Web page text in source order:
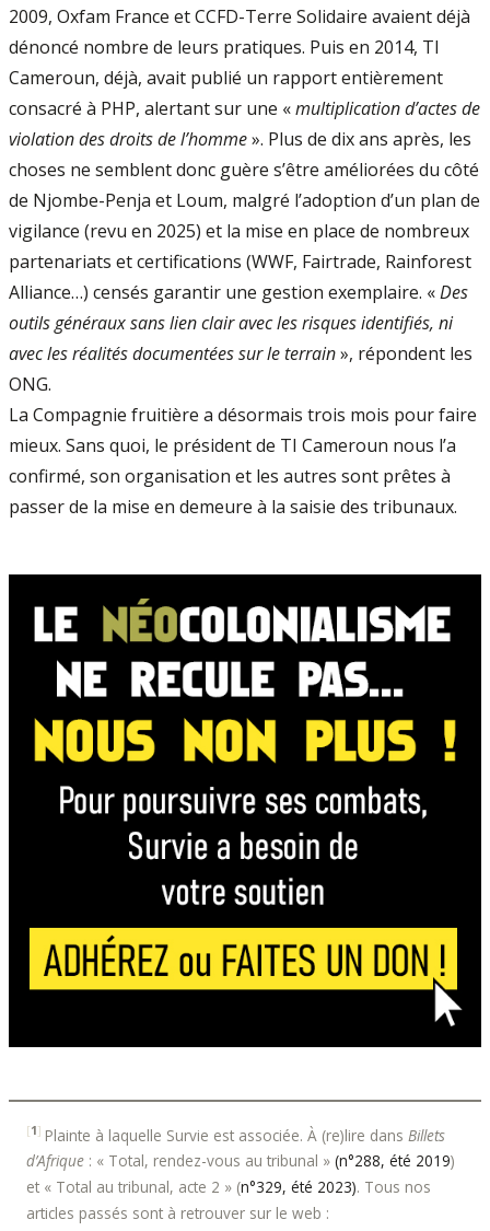
2009, Oxfam France et CCFD-Terre Solidaire avaient déjà
dénoncé nombre de leurs pratiques. Puis en 2014, TI
Cameroun, déjà, avait publié un rapport entièrement
consacré à PHP, alertant sur une «multiplication d’actes de
violation des droits de l’homme». Plus de dix ans après, les
choses ne semblent donc guère s’être améliorées du côté
de Njombe-Penja et Loum, malgré l’adoption d’un plan de
vigilance (revu en 2025) et la mise en place de nombreux
partenariats et certifications (WWF, Fairtrade, Rainforest
Alliance…) censés garantir une gestion exemplaire. «Des
outils généraux sans lien clair avec les risques identifiés, ni
avec les réalités documentées sur le terrain», répondent les
ONG.
La Compagnie fruitière a désormais trois mois pour faire
mieux. Sans quoi, le président de TI Cameroun nous l’a
confirmé, son organisation et les autres sont prêtes à
passer de la mise en demeure à la saisie des tribunaux.
[1] Plainte à laquelle Survie est associée. À (re)lire dans Billets
d’Afrique : « Total, rendez-vous au tribunal » (n°288, été 2019)
et « Total au tribunal, acte 2 » (n°329, été 2023). Tous nos
articles passés sont à retrouver sur le web :